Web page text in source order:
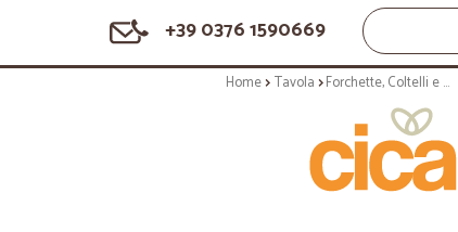
+39 0376 1590669
Home Tavola Forchette, Coltelli e Cucchiai